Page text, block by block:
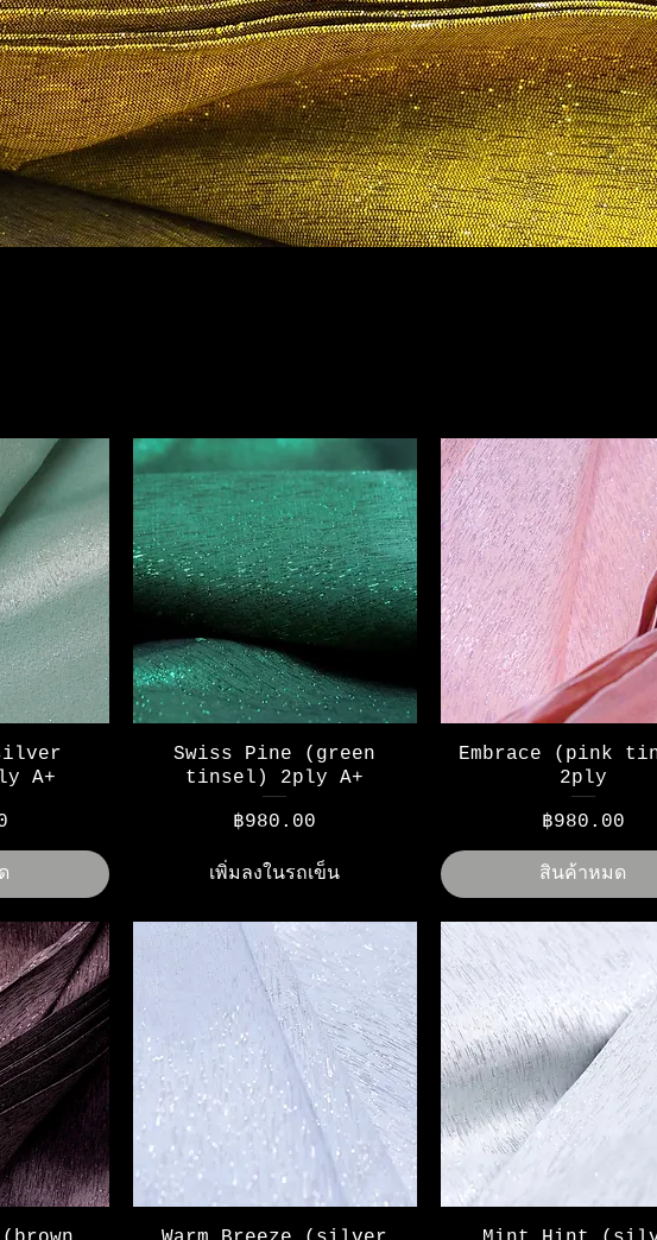
A+
ดูข้อมูลด่วน
Swiss Pine (green
tinsel) 2ply A+
ราคา
฿980.00
เพิ่มลงในรถเข็น
ดูข้อมูลด่วน
Embrace (pink
2ply
ราคา
฿980.00
สินค้าหมด